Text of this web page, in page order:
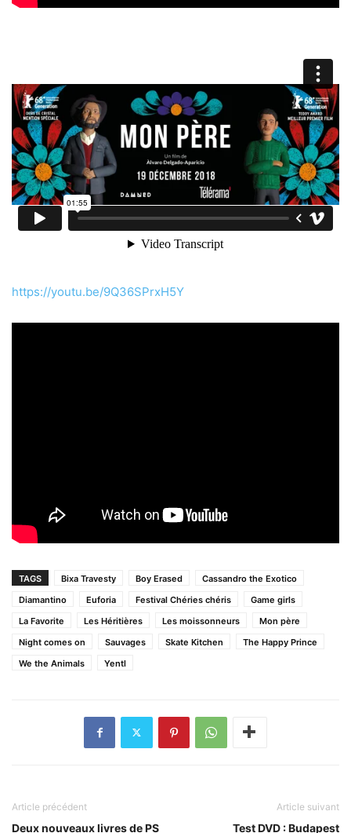
https://youtu.be/9Q36SPrxH5Y
TAGS Bixa Travesty Boy Erased
Cassandro the Exotico
Diamantino
Euforia Festival Chéries chéris
Game girls
La Favorite
Les Héritières Les moissonneurs
Mon père
Night comes on
Sauvages Skate Kitchen
The Happy Prince
We the Animals
Yentl
Article précédent
Deux nouveaux livres de PS
Article suivant
Test DVD : Budapest